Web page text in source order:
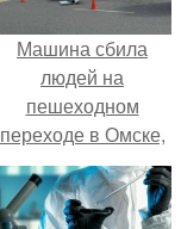
Машина сбила
людей на
пешеходном
переходе в Омске,
пострадали 8
человек.